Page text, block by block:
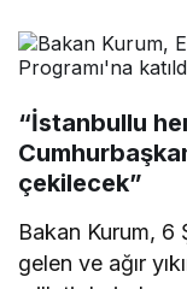
“İstanbullu
çekilecek”
Bakan Kurum, 6
gelen ve ağır